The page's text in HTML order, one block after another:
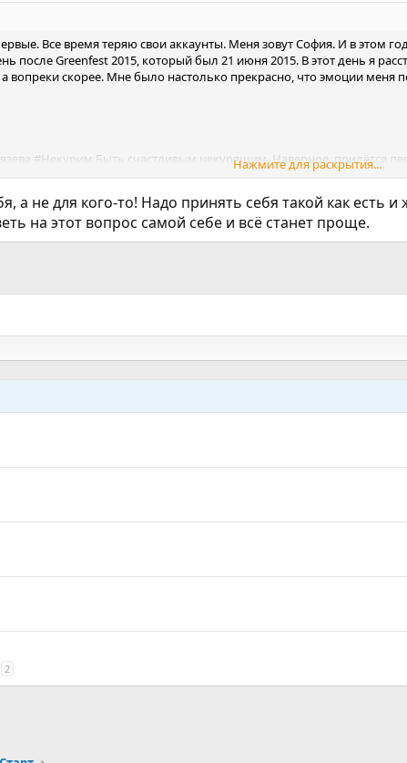
Все время теряю свои аккаунты. Меня зовут София. И в этом
после Greenfest 2015, который был 21 июня 2015. В этот день я
а вопреки скорее. Мне было настолько прекрасно, что эмоции
#Некурим Быть счастливым некурящим. Наверное, придётся
мне не нравится. Видимо во сне что-то щёлкнуло.
В 20 лет я выкурила свою первую сигарету и курила где-то
Найти бы мне некурящего, так чтоб влюбиться и бросить одним
мой запрос во вселенную и тоскливо становится... Потому что
день кормлю его завтраками. В общем, обидно до жути... Не
Нажмите для раскрытия...
а не для кого-то! Надо принять себя такой как есть
на этот вопрос самой себе и всё станет проще.
2